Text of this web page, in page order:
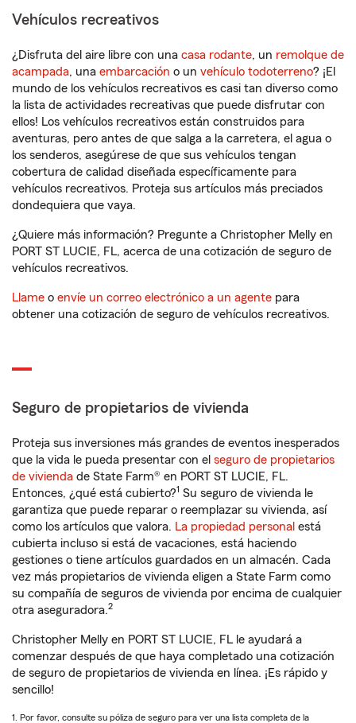
Vehículos recreativos
¿Disfruta del aire libre con una casa rodante, un remolque de
acampada, una embarcación o un vehículo todoterreno? ¡El
mundo de los vehículos recreativos es casi tan diverso como
la lista de actividades recreativas que puede disfrutar con
ellos! Los vehículos recreativos están construidos para
aventuras, pero antes de que salga a la carretera, el agua o
los senderos, asegúrese de que sus vehículos tengan
cobertura de calidad diseñada específicamente para
vehículos recreativos. Proteja sus artículos más preciados
dondequiera que vaya.
¿Quiere más información? Pregunte a Christopher Melly en
PORT ST LUCIE, FL, acerca de una cotización de seguro de
vehículos recreativos.
Llame o envíe un correo electrónico a un agente para
obtener una cotización de seguro de vehículos recreativos.
Seguro de propietarios de vivienda
Proteja sus inversiones más grandes de eventos inesperados
que la vida le pueda presentar con el seguro de propietarios
de vivienda de State Farm® en PORT ST LUCIE, FL.
Entonces, ¿qué está cubierto?1 Su seguro de vivienda le
garantiza que puede reparar o reemplazar su vivienda, así
como los artículos que valora. La propiedad personal está
cubierta incluso si está de vacaciones, está haciendo
gestiones o tiene artículos guardados en un almacén. Cada
vez más propietarios de vivienda eligen a State Farm como
su compañía de seguros de vivienda por encima de cualquier
otra aseguradora.2
Christopher Melly en PORT ST LUCIE, FL le ayudará a
comenzar después de que haya completado una cotización
de seguro de propietarios de vivienda en línea. ¡Es rápido y
sencillo!
1. Por favor, consulte su póliza de seguro para ver una lista completa de la